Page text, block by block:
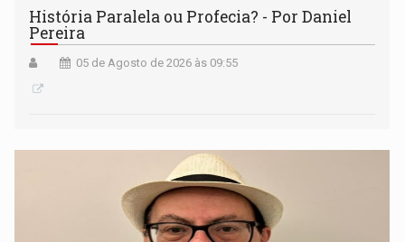
História Paralela ou Profecia? - Por Daniel
Pereira
05 de Agosto de 2026 às 09:55